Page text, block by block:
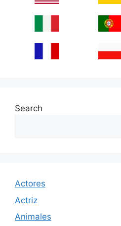
Search
Actores
Actriz
Animales